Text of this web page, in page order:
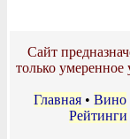
Сайт
только умеренное
Главная • Вино
Рейтинги